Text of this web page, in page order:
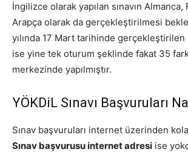
İngilizce olarak yapılan sınavın Almanca,
Arapça olarak da gerçekleştirilmesi
yılında 17 Mart tarihinde gerçekleştirilen
ise yine tek oturum şeklinde fakat 35
merkezinde yapılmıştır.
YÖKDiL Sınavı Başvuruları
Sınav başvuruları internet üzerinden
Sınav başvurusu internet adresi ise